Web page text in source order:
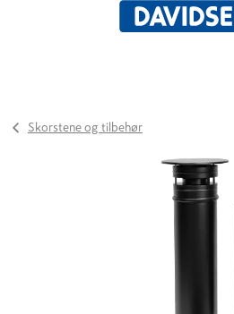
Skorstene og tilbehør